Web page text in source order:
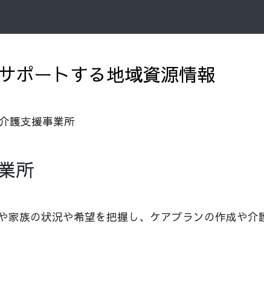
ートする地域資源情報
護支援事業所
所
族の状況や希望を把握し、ケアプランの作成や